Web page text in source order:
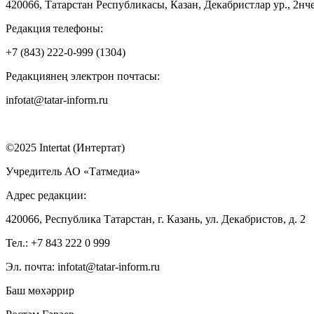
420066, Татарстан Республикасы, Казан, Декабристлар ур.,
Редакция телефоны:
+7 (843) 222-0-999 (1304)
Редакциянең электрон почтасы:
infotat@tatar-inform.ru
©2025 Intertat (Интертат)
Учредитель АО «Татмедиа»
Адрес редакции:
420066, Республика Татарстан, г. Казань, ул. Декабристов, д. 2
Тел.: +7 843 222 0 999
Эл. почта: infotat@tatar-inform.ru
Баш мөхәррир